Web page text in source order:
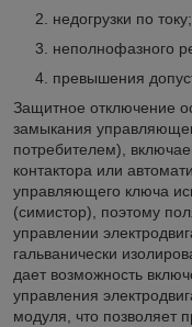
недогрузки по току;
неполнофазного
превышения
Защитное отключение
замыкания
потребителем),
контактора или
управляющего ключа
(симистор), поэтому
управлении
гальванически
дает возможность
управления
модуля, что позволяет